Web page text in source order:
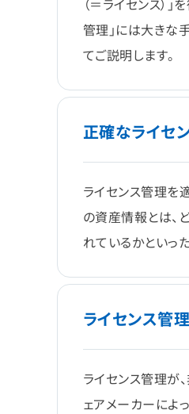
管理」には大きな
てご説明します。
正確なライセ
ライセンス管理を
の資産情報とは、
れているかといっ
ライセンス管
ライセンス管理が
ェアメーカーによ